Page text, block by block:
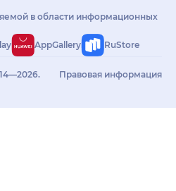
в области информационных
AppGallery RuStore
Правовая информация